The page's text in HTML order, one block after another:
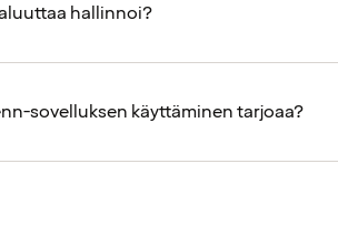
hallinnoi?
sovelluksen käyttäminen tarjoaa?